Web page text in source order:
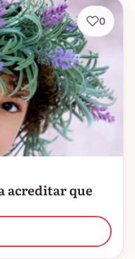
acreditar que
0